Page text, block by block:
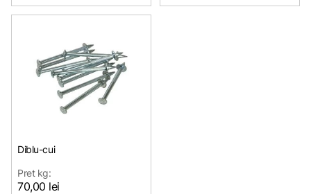
Diblu-cui
Pret kg:
70,00 lei